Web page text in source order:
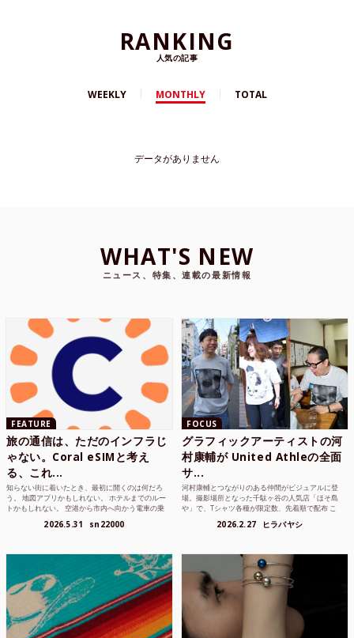
RANKING
人気の記事
WEEKLY MONTHLY TOTAL
データがありません
WHAT'S NEW
ニュース、特集、連載の最新情報
FEATURE
旅の通信は、ただのインフラじ
ゃない。Coral eSIMと考え
る、これ...
知らない街に着いたとき、最初に開くのは何だろ
う。 地図アプリかもしれない。 ホテルまでのルー
トかもしれない。 空港から市内へ向かう電車の乗
2026.5.31 sn22000
FOCUS
グラフィックアーティストの河
村康輔が United Athleの全面
サ...
河村康輔とつながりのある仲間がビジュアルに登
場。撮影場所となった千駄ヶ谷の人気店「ほそ島
や」で、Tシャツ各種が限定数、先着順で配布 こ
2026.2.27 ヒラバヤシ